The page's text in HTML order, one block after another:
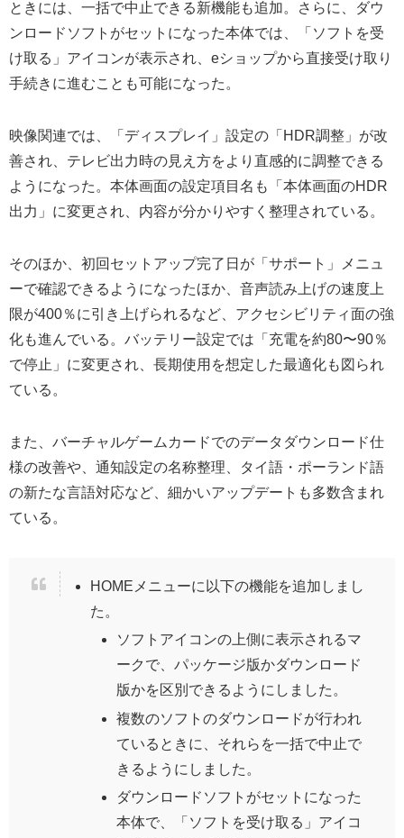
ときには、一括で中止できる新機能も追加。さらに、ダウ
ンロードソフトがセットになった本体では、「ソフトを受
け取る」アイコンが表示され、eショップから直接受け取り
手続きに進むことも可能になった。
映像関連では、「ディスプレイ」設定の「HDR調整」が改
善され、テレビ出力時の見え方をより直感的に調整できる
ようになった。本体画面の設定項目名も「本体画面のHDR
出力」に変更され、内容が分かりやすく整理されている。
そのほか、初回セットアップ完了日が「サポート」メニュ
ーで確認できるようになったほか、音声読み上げの速度上
限が400％に引き上げられるなど、アクセシビリティ面の強
化も進んでいる。バッテリー設定では「充電を約80〜90％
で停止」に変更され、長期使用を想定した最適化も図られ
ている。
また、バーチャルゲームカードでのデータダウンロード仕
様の改善や、通知設定の名称整理、タイ語・ポーランド語
の新たな言語対応など、細かいアップデートも多数含まれ
ている。
HOMEメニューに以下の機能を追加しまし
た。
ソフトアイコンの上側に表示されるマ
ークで、パッケージ版かダウンロード
版かを区別できるようにしました。
複数のソフトのダウンロードが行われ
ているときに、それらを一括で中止で
きるようにしました。
ダウンロードソフトがセットになった
本体で、「ソフトを受け取る」アイコ